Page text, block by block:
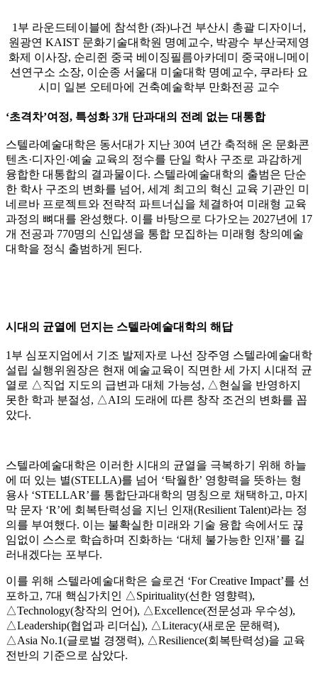
1부 라운드테이블에 참석한 (좌)나건 부산시 총괄 디자이너,
원광연 KAIST 문화기술대학원 명예교수, 박광수 부산국제영
화제 이사장, 순리쥔 중국 베이징필름아카데미 중국애니메이
션연구소 소장, 이순종 서울대 미술대학 명예교수, 쿠라타 요
시미 일본 오테마에 건축예술학부 만화전공 교수
‘초격차’여정, 특성화3개 단과대의 전례 없는 대통합
스텔라예술대학은 동서대가 지난 30여 년간 축적해 온 문화콘
텐츠·디자인·예술 교육의 정수를 단일 학사 구조로 과감하게
융합한 대통합의 결과물이다. 스텔라예술대학의 출범은 단순
한 학사 구조의 변화를 넘어, 세계 최고의 혁신 교육 기관인 미
네르바 프로젝트와 전략적 파트너십을 체결하여 미래형 교육
과정의 뼈대를 완성했다. 이를 바탕으로 다가오는 2027년에 17
개 전공과 770명의 신입생을 통합 모집하는 미래형 창의예술
대학을 정식 출범하게 된다.
시대의 균열에 던지는 스텔라예술대학의 해답
1부 심포지엄에서 기조 발제자로 나선 장주영 스텔라예술대학
설립 실행위원장은 현재 예술교육이 직면한 세 가지 시대적 균
열로 △직업 지도의 급변과 대체 가능성, △현실을 반영하지
못한 학과 분절성, △AI의 도래에 따른 창작 조건의 변화를 꼽
았다.
스텔라예술대학은 이러한 시대의 균열을 극복하기 위해 하늘
에 떠 있는 별(STELLA)를 넘어 ‘탁월한’ 영향력을 뜻하는 형
용사 ‘STELLAR’를 통합단과대학의 명칭으로 채택하고, 마지
막 문자 ‘R’에 회복탄력성을 지닌 인재(Resilient Talent)라는 정
의를 부여했다. 이는 불확실한 미래와 기술 융합 속에서도 끊
임없이 스스로 학습하며 진화하는 ‘대체 불가능한 인재’를 길
러내겠다는 포부다.
이를 위해 스텔라예술대학은 슬로건 ‘For Creative Impact’를 선
포하고, 7대 핵심가치인 △Spirituality(선한 영향력),
△Technology(창작의 언어), △Excellence(전문성과 우수성),
△Leadership(협업과 리더십), △Literacy(새로운 문해력),
△Asia No.1(글로벌 경쟁력), △Resilience(회복탄력성)을 교육
전반의 기준으로 삼았다.